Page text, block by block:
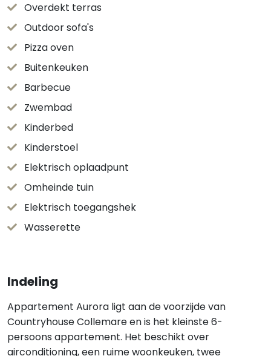
Overdekt terras
Outdoor sofa's
Pizza oven
Buitenkeuken
Barbecue
Zwembad
Kinderbed
Kinderstoel
Elektrisch oplaadpunt
Omheinde tuin
Elektrisch toegangshek
Wasserette
Indeling
Appartement Aurora ligt aan de voorzijde van
Countryhouse Collemare en is het kleinste 6-
persoons appartement. Het beschikt over
airconditioning, een ruime woonkeuken, twee